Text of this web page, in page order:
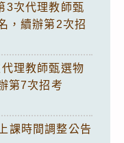
3次代理教師甄
，續辦第2次招
理教師甄選物
第7次招考
課時間調整公告